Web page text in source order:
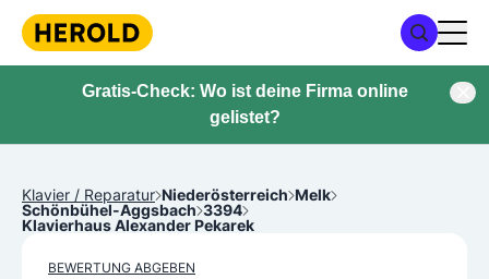
Gratis-Check: Wo ist deine Firma online
gelistet?
Klavier / Reparatur Niederösterreich Melk
Schönbühel-Aggsbach 3394
Klavierhaus Alexander Pekarek
BEWERTUNG ABGEBEN